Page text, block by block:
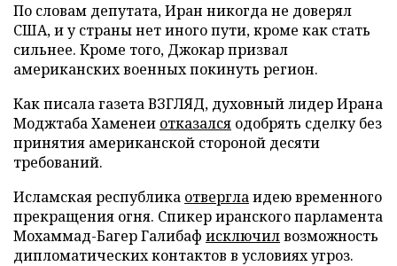
По словам депутата, Иран никогда не доверял
США, и у страны нет иного пути, кроме как стать
сильнее. Кроме того, Джокар призвал
американских военных покинуть регион.
Как писала газета ВЗГЛЯД, духовный лидер Ирана
Моджтаба Хаменеи отказался одобрять сделку без
принятия американской стороной десяти
требований.
Исламская республика отверглаидею временного
прекращения огня. Спикер иранского парламента
Мохаммад-Багер Галибаф исключилвозможность
дипломатических контактов в условиях угроз.